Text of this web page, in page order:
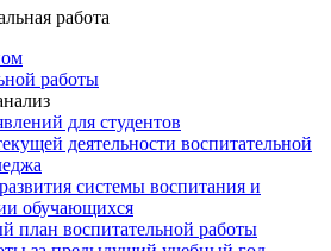
работа
работы
для студентов
деятельности воспитательной
системы воспитания и
обучающихся
план воспитательной работы